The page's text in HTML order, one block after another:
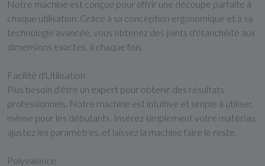
Notre machine est conçue pour offrir une découpe parfaite à
chaque utilisation. Grâce à sa conception ergonomique et à sa
technologie avancée, vous obtenez des joints d'étanchéité aux
dimensions exactes, à chaque fois.
Facilité d'Utilisation
Plus besoin d'être un expert pour obtenir des résultats
professionnels. Notre machine est intuitive et simple à utiliser,
même pour les débutants. Insérez simplement votre matériau,
ajustez les paramètres, et laissez la machine faire le reste.
Polyvalence